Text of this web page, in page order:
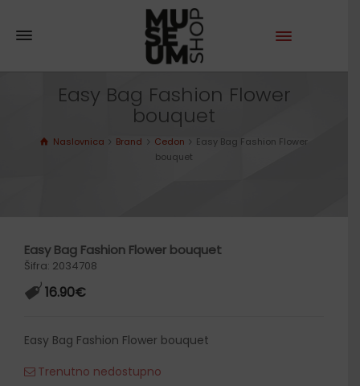
Easy Bag Fashion Flower
bouquet
Naslovnica Brand Cedon
Easy Bag Fashion Flower
bouquet
Easy Bag Fashion Flower bouquet
Šifra: 2034708
16.90€
Easy Bag Fashion Flower bouquet
Trenutno nedostupno